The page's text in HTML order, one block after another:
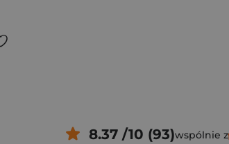
8.37 /10 (93)wspólnie z